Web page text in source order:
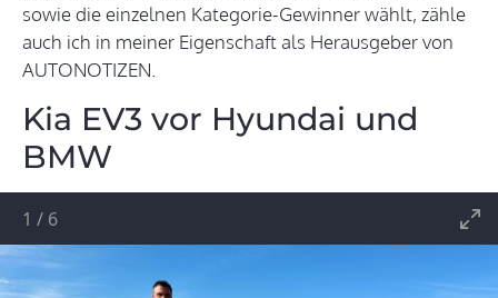
sowie die einzelnen Kategorie-Gewinner wählt, zähle
auch ich in meiner Eigenschaft als Herausgeber von
AUTONOTIZEN.
Kia EV3 vor Hyundai und
BMW
1 / 6